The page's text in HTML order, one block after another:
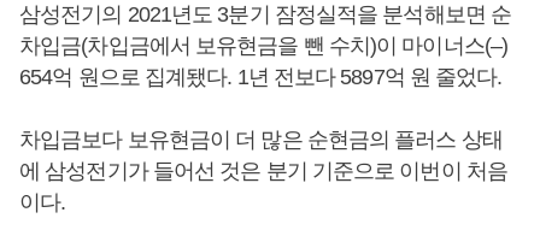
삼성전기의 2021년도 3분기 잠정실적을 분석해보면 순
차입금(차입금에서 보유현금을 뺀 수치)이 마이너스(–)
654억 원으로 집계됐다. 1년 전보다 5897억 원 줄었다.
차입금보다 보유현금이 더 많은 순현금의 플러스 상태
에 삼성전기가 들어선 것은 분기 기준으로 이번이 처음
이다.